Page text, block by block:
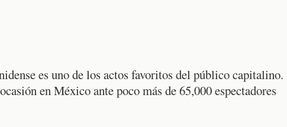
es uno de los actos favoritos del público capitalino.
en México ante poco más de 65,000 espectadores